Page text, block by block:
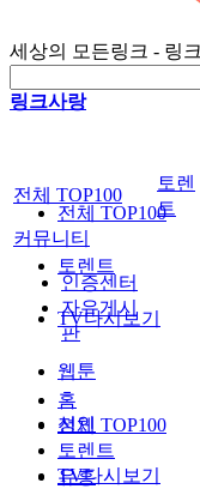
세상의 모든링크 - 링
링크사랑
전체 TOP100
토렌트
TV다시보기
웹툰
성인
유흥
전체 TOP100
토렌
트
커뮤니티
인증센터
자유게시
판
홈
전체 TOP100
토렌트
TV다시보기